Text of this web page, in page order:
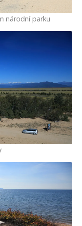
národní parku